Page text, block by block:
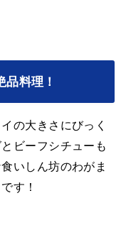
料理！
の大きさにびっく
ビーフシチューも
いしん坊のわがま
す！